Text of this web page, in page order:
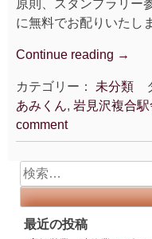
原則、スタンプラリー
に無料でお配りいたし
Continue reading “岩
沢
複
ガ
イ
→
カテゴリー： 未分類
あみくん, 岩見沢複合駅
comment
検
索:
最近の投稿